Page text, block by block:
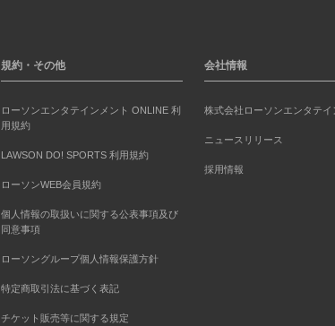
規約・その他
ローソンエンタテインメント ONLINE 利
用規約
LAWSON DO! SPORTS 利用規約
ローソンWEB会員規約
個人情報の取扱いに関する公表事項及び
同意事項
ローソングループ個人情報保護方針
特定商取引法に基づく表記
チケット販売等に関する規定
会社情報
株式会社ローソンエンタテイ
ニュースリリース
採用情報